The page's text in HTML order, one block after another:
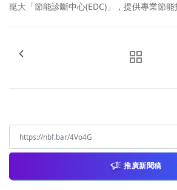
崑大「節能診斷中心(EDC)」，提供專業節
推廣新聞稿